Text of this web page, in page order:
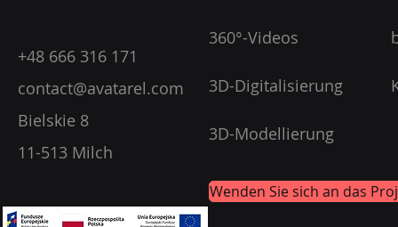
+48 666 316 171
contact@avatarel.com
Bielskie 8
11-513 Milch
360°-Videos
3D-Digitalisierung
3D-Modellierung
Wenden Sie sich an das